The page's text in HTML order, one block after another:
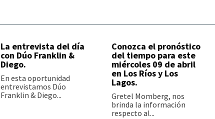
La entrevista del día
con Dúo Franklin &
Diego.
En esta oportunidad
entrevistamos Dúo
Franklin & Diego...
Conozca el pronóstico
del tiempo para este
miércoles 09 de abril
en Los Ríos y Los
Lagos.
Gretel Momberg, nos
brinda la información
respecto al...